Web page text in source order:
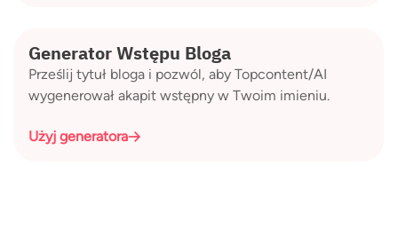
Generator Wstępu Bloga
Prześlij tytuł bloga i pozwól, aby Topcontent/AI
wygenerował akapit wstępny w Twoim imieniu.
Użyj generatora